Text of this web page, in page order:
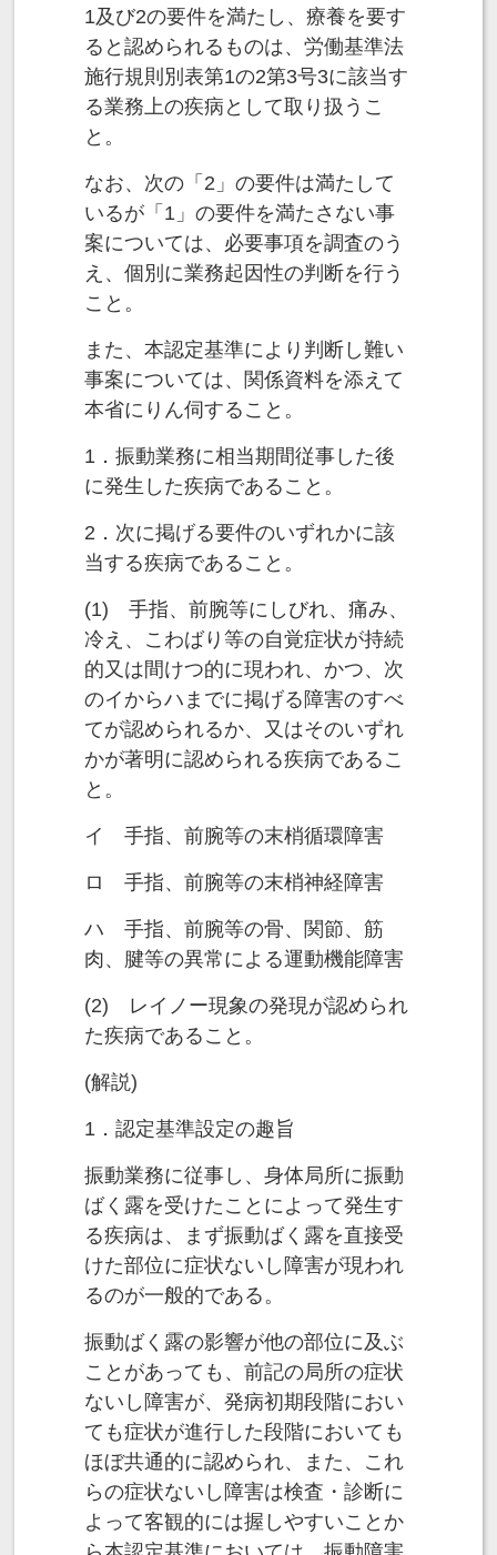
1及び2の要件を満たし、療養を要す
ると認められるものは、労働基準法
施行規則別表第1の2第3号3に該当す
る業務上の疾病として取り扱うこ
と。
なお、次の「2」の要件は満たして
いるが「1」の要件を満たさない事
案については、必要事項を調査のう
え、個別に業務起因性の判断を行う
こと。
また、本認定基準により判断し難い
事案については、関係資料を添えて
本省にりん伺すること。
1．振動業務に相当期間従事した後
に発生した疾病であること。
2．次に掲げる要件のいずれかに該
当する疾病であること。
(1) 手指、前腕等にしびれ、痛み、
冷え、こわばり等の自覚症状が持続
的又は間けつ的に現われ、かつ、次
のイからハまでに掲げる障害のすべ
てが認められるか、又はそのいずれ
かが著明に認められる疾病であるこ
と。
イ 手指、前腕等の末梢循環障害
ロ 手指、前腕等の末梢神経障害
ハ 手指、前腕等の骨、関節、筋
肉、腱等の異常による運動機能障害
(2) レイノー現象の発現が認められ
た疾病であること。
(解説)
1．認定基準設定の趣旨
振動業務に従事し、身体局所に振動
ばく露を受けたことによって発生す
る疾病は、まず振動ばく露を直接受
けた部位に症状ないし障害が現われ
るのが一般的である。
振動ばく露の影響が他の部位に及ぶ
ことがあっても、前記の局所の症状
ないし障害が、発病初期段階におい
ても症状が進行した段階においても
ほぼ共通的に認められ、また、これ
らの症状ないし障害は検査・診断に
よって客観的には握しやすいことか